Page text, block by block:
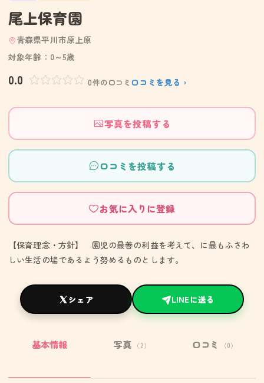
尾上保育園
青森県平川市原上原
対象年齢：0～5歳
0.0 0件の口コミ 口コミを見る ›
写真を投稿する
口コミを投稿する
お気に入りに登録
【保育理念・方針】 園児の最善の利益を考えて、に最もふさわ
しい生活の場であるよう努めるものとします。
シェア LINEに送る
基本情報 写真 （2） 口コミ （0）